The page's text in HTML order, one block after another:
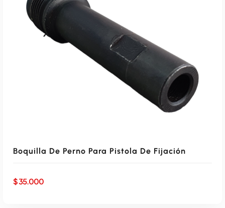
AÑADIR AL CARRITO
Boquilla De Perno Para Pistola De Fijación
$35.000